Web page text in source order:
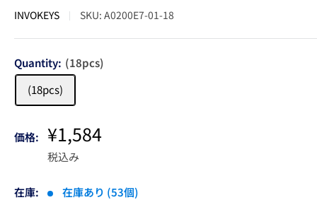
INVOKEYS SKU: A0200E7-01-18
Quantity: (18pcs)
(18pcs)
価格: 販
売
価
格
¥1,584
税込み
在庫: 在庫あり (53個)